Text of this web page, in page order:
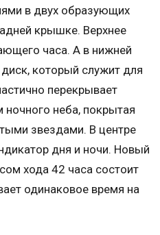
в двух образующих
крышке. Верхнее
часа. А в нижней
который служит для
перекрывает
неба, покрытая
звездами. В центре
дня и ночи. Новый
хода 42 часа состоит
одинаковое время на